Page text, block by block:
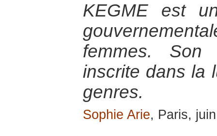
KEGME est
femmes. Son
inscrite dans la
genres.
Sophie Arie, Paris,